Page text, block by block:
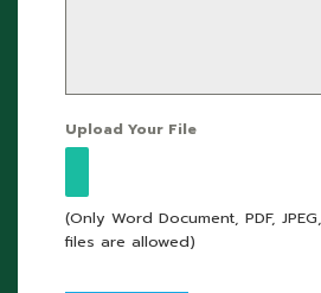
Upload Your File
(Only Word Document, PDF,
files are allowed)